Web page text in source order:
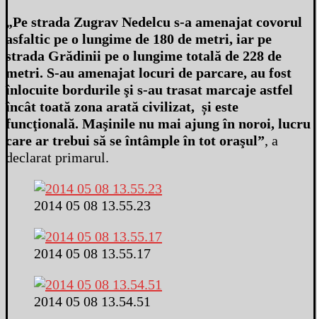
„Pe strada Zugrav Nedelcu s-a amenajat covorul
asfaltic pe o lungime de 180 de metri, iar pe
strada Grădinii pe o lungime totală de 228 de
metri. S-au amenajat locuri de parcare, au fost
înlocuite bordurile şi s-au trasat marcaje astfel
încât toată zona arată civilizat, și este
funcţională. Maşinile nu mai ajung în noroi, lucru
care ar trebui să se întâmple în tot oraşul”, a
declarat primarul.
2014 05 08 13.55.23
2014 05 08 13.55.17
2014 05 08 13.54.51